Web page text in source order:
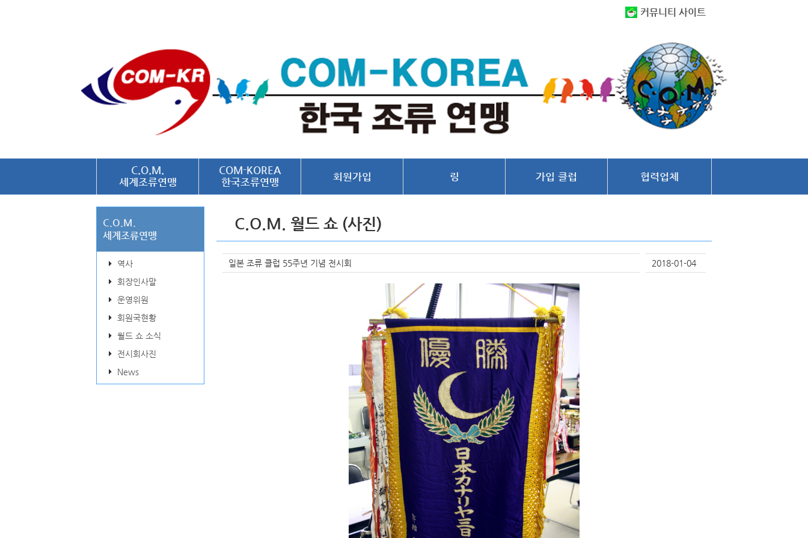
커뮤니티 사이트
C.O.M.
세계조류연맹
COM-KOREA
한국조류연맹
회원가입 링 가입 클럽 협력업체
C.O.M.
세계조류연맹
역사
회장인사말
운영위원
회원국현황
월드 쇼 소식
전시회사진
News
C.O.M. 월드 쇼 (사진)
일본 조류 클럽 55주년 기념 전시회 2018-01-04